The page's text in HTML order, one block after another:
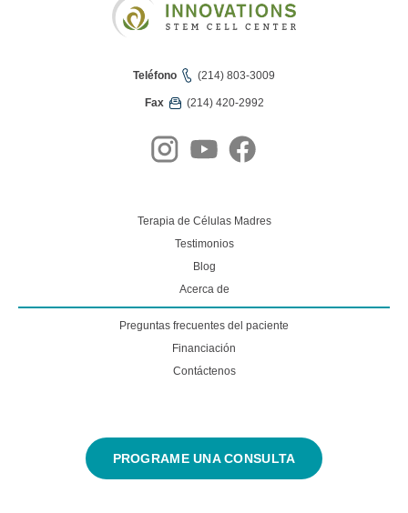
Teléfono (214) 803-3009
Fax (214) 420-2992
Terapia de Células Madres
Testimonios
Blog
Acerca de
Preguntas frecuentes del paciente
Financiación
Contáctenos
PROGRAME UNA CONSULTA